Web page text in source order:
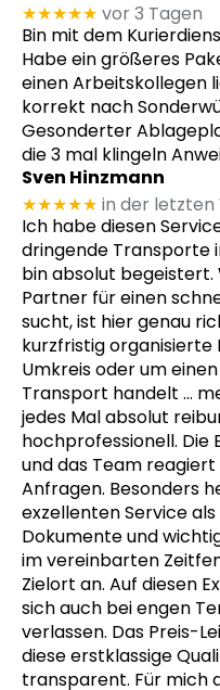
★★★★★ vor 3 Tagen
Bin mit dem
Habe ein größeres
einen Arbeitskollegen
korrekt nach
Gesonderter
die 3 mal klingeln
Sven Hinzmann
★★★★★ in der letzten
Ich habe diesen
dringende Transporte
bin absolut begeistert.
Partner für einen
sucht, ist hier genau
kurzfristig
Umkreis oder um
Transport handelt …
jedes Mal absolut
hochprofessionell. Die
und das Team
Anfragen. Besonders
exzellenten Service als
Dokumente und
im vereinbarten
Zielort an. Auf diesen
sich auch bei engen
verlassen. Das Preis-
diese erstklassige
transparent. Für mich